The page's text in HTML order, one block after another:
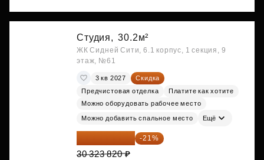
Студия, 30.2м²
ЖК Сидней Сити, 6.1 корпус, 1 секция, 9
этаж, №61
3 кв 2027
Скидка
Предчистовая отделка
Платите как хотите
Можно оборудовать рабочее место
Можно добавить спальное место Ещё
23 955 818 ₽ -21%
30 323 820 ₽